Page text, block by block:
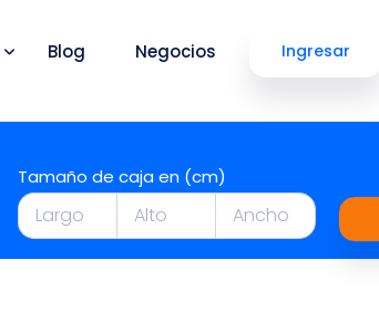
Blog Negocios Ingresar
Tamaño de caja en (cm)